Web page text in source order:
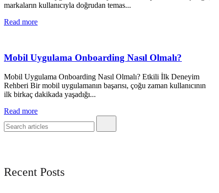
markaların kullanıcıyla doğrudan temas...
Read more
Mobil Uygulama Onboarding Nasıl Olmalı?
Mobil Uygulama Onboarding Nasıl Olmalı? Etkili İlk Deneyim
Rehberi Bir mobil uygulamanın başarısı, çoğu zaman kullanıcının
ilk birkaç dakikada yaşadığı...
Read more
Recent Posts